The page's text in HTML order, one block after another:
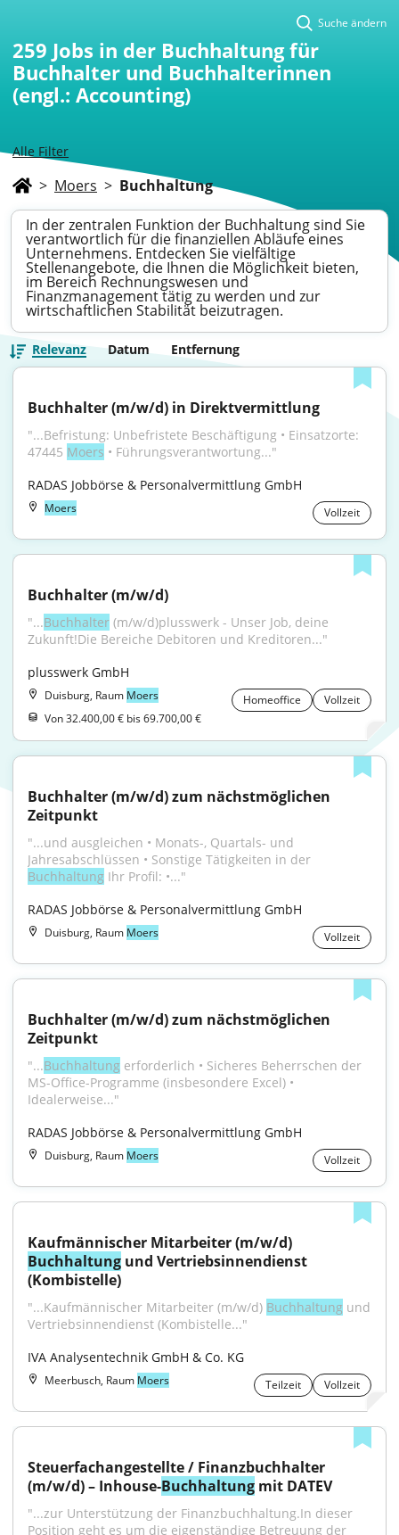
Alle Filter
Suche ändern
259 Jobs in der Buchhaltung für
Buchhalter und Buchhalterinnen
(engl.: Accounting)
> Moers > Buchhaltung
In der zentralen Funktion der Buchhaltung sind Sie
verantwortlich für die finanziellen Abläufe eines
Unternehmens. Entdecken Sie vielfältige
Stellenangebote, die Ihnen die Möglichkeit bieten,
im Bereich Rechnungswesen und
Finanzmanagement tätig zu werden und zur
wirtschaftlichen Stabilität beizutragen.
Relevanz Datum Entfernung
Buchhalter (m/w/d) in Direktvermittlung
"...Befristung: Unbefristete Beschäftigung • Einsatzorte:
47445 Moers • Führungsverantwortung..."
RADAS Jobbörse & Personalvermittlung GmbH
Moers Vollzeit
Buchhalter (m/w/d)
"...Buchhalter (m/w/d)plusswerk - Unser Job, deine
Zukunft!Die Bereiche Debitoren und Kreditoren..."
plusswerk GmbH
Duisburg, Raum Moers Homeoffice
Vollzeit
Von 32.400,00 € bis 69.700,00 €
Buchhalter (m/w/d) zum nächstmöglichen
Zeitpunkt
"...und ausgleichen • Monats-, Quartals- und
Buchhaltung Ihr Profil: •..."
RADAS Jobbörse & Personalvermittlung GmbH
Duisburg, Raum Moers Vollzeit
Buchhalter (m/w/d) zum nächstmöglichen
Zeitpunkt
"...Buchhaltung erforderlich • Sicheres Beherrschen der
MS-Office-Programme (insbesondere Excel) •
Idealerweise..."
RADAS Jobbörse & Personalvermittlung GmbH
Duisburg, Raum Moers Vollzeit
Buchhaltung und Vertriebsinnendienst
(Kombistelle)
"...Kaufmännischer Mitarbeiter (m/w/d) Buchhaltung und
Vertriebsinnendienst (Kombistelle..."
IVA Analysentechnik GmbH & Co. KG
Meerbusch, Raum Moers Teilzeit Vollzeit
Steuerfachangestellte / Finanzbuchhalter
(m/w/d) – Inhouse-Buchhaltung mit DATEV
"...zur Unterstützung der Finanzbuchhaltung.In dieser